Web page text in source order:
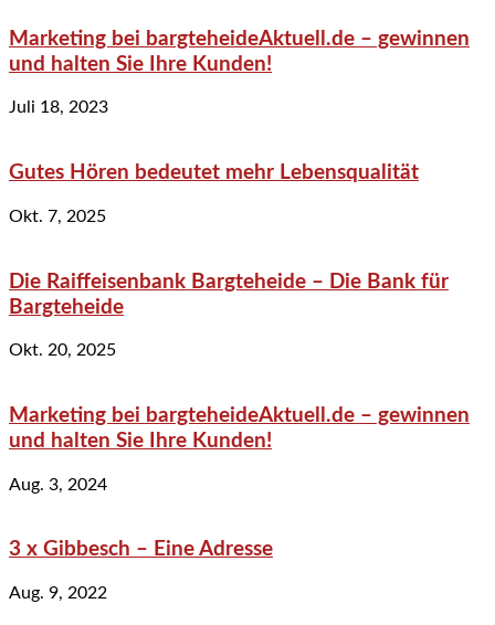
Marketing bei bargteheideAktuell.de – gewinnen
und halten Sie Ihre Kunden!
Juli 18, 2023
Gutes Hören bedeutet mehr Lebensqualität
Okt. 7, 2025
Die Raiffeisenbank Bargteheide – Die Bank für
Bargteheide
Okt. 20, 2025
Marketing bei bargteheideAktuell.de – gewinnen
und halten Sie Ihre Kunden!
Aug. 3, 2024
3 x Gibbesch – Eine Adresse
Aug. 9, 2022